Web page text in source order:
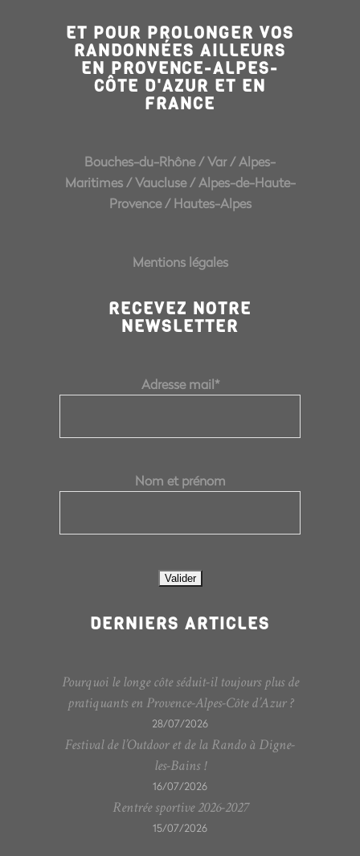
ET POUR PROLONGER VOS
RANDONNÉES AILLEURS
EN PROVENCE-ALPES-
CÔTE D'AZUR ET EN
FRANCE
Bouches-du-Rhône/Var /Alpes-
Maritimes/Vaucluse/Alpes-de-Haute-
Provence/Hautes-Alpes
Mentions légales
RECEVEZ NOTRE
NEWSLETTER
Adresse mail*
Nom et prénom
DERNIERS ARTICLES
Pourquoi le longe côte séduit-il toujours plus de
pratiquants en Provence-Alpes-Côte d’Azur ?
28/07/2026
Festival de l’Outdoor et de la Rando à Digne-
les-Bains !
16/07/2026
Rentrée sportive 2026-2027
15/07/2026